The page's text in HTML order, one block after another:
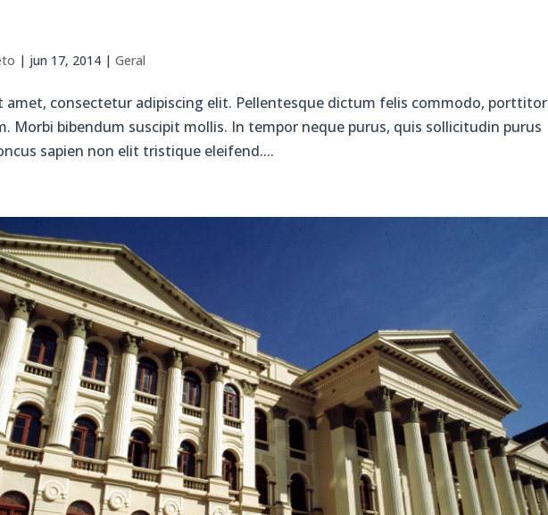
| jun 17, 2014 |Geral
amet, consectetur adipiscing elit. Pellentesque dictum felis commodo, porttitor
Morbi bibendum suscipit mollis. In tempor neque purus, quis sollicitudin purus
sapien non elit tristique eleifend....